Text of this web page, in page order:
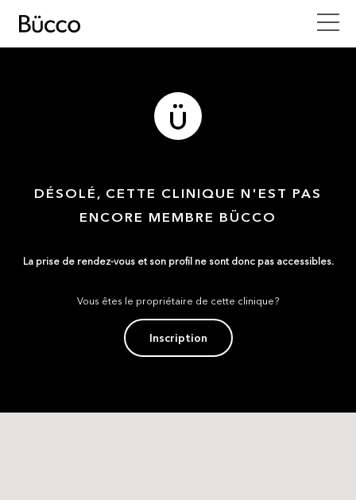
DÉSOLÉ, CETTE CLINIQUE N'EST PAS
ENCORE MEMBRE BÜCCO
La prise de rendez-vous et son profil ne sont donc pas accessibles.
Vous êtes le propriétaire de cette clinique?
Inscription